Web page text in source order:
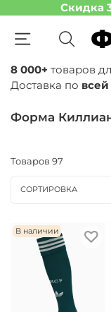
Скидка
8 000+ товаров
Доставка по
Форма
Товаров 97
СОРТИРОВКА
В наличии